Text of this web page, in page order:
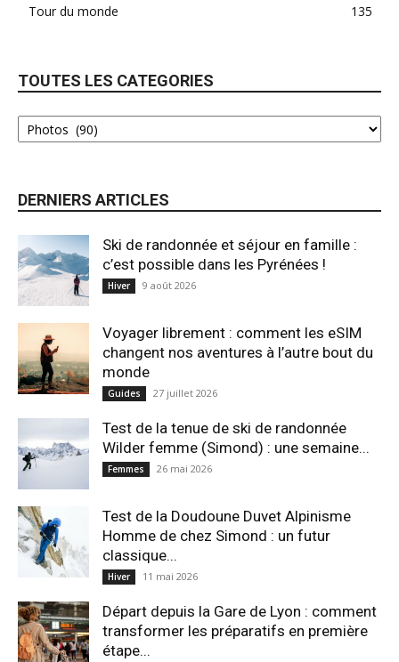
Tour du monde
135
TOUTES LES CATEGORIES
DERNIERS ARTICLES
Ski de randonnée et séjour en famille :
c’est possible dans les Pyrénées !
Hiver 9 août 2026
Voyager librement : comment les eSIM
changent nos aventures à l’autre bout du
monde
Guides 27 juillet 2026
Test de la tenue de ski de randonnée
Wilder femme (Simond) : une semaine...
Femmes 26 mai 2026
Test de la Doudoune Duvet Alpinisme
Homme de chez Simond : un futur
classique...
Hiver 11 mai 2026
Départ depuis la Gare de Lyon : comment
transformer les préparatifs en pre⁠mière
étape...